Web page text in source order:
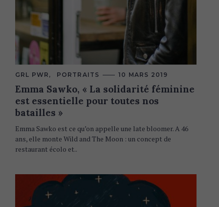
C
T
G
O
R
E
S
GRL PWR PORTRAITS 10 MARS 2019
Emma Sawko, « La solidarité féminine
est essentielle pour toutes nos
batailles »
Emma Sawko est ce qu’on appelle une late bloomer. A 46
ans, elle monte Wild and The Moon : un concept de
restaurant écolo et..